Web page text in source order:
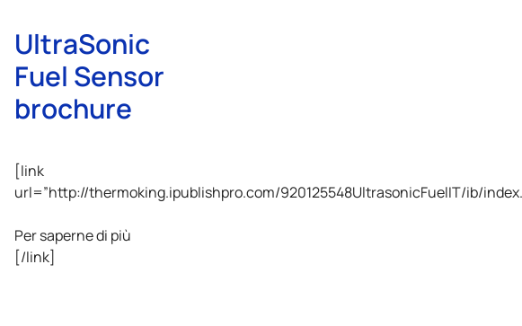
UltraSonic
Fuel Sensor
brochure
[link
url=”http://thermoking.ipublishpro.com/920125548UltrasonicFuelIT/ib/
Per saperne di più
[/link]